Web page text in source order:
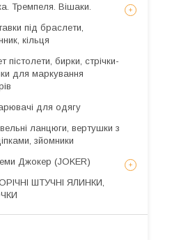
Тремпеля. Вішаки.
під браслети,
кільця
пістолети, бирки, стрічки-
для маркування
для одягу
ланцюги, вертушки з
зйомники
Джокер (JOKER)
ШТУЧНІ ЯЛИНКИ,